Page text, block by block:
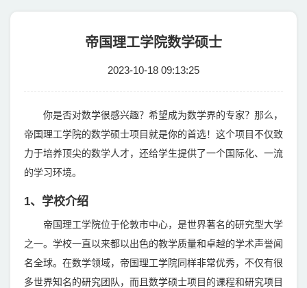
帝国理工学院数学硕士
2023-10-18 09:13:25
你是否对数学很感兴趣？希望成为数学界的专家？那么，
帝国理工学院的数学硕士项目就是你的首选！这个项目不仅致
力于培养顶尖的数学人才，还给学生提供了一个国际化、一流
的学习环境。
1、学校介绍
帝国理工学院位于伦敦市中心，是世界著名的研究型大学
之一。学校一直以来都以出色的教学质量和卓越的学术声誉闻
名全球。在数学领域，帝国理工学院同样非常优秀，不仅有很
多世界知名的研究团队，而且数学硕士项目的课程和研究项目